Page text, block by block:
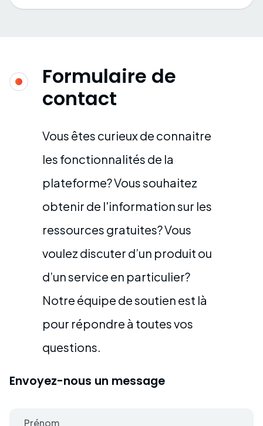
Formulaire de
contact
Vous êtes curieux de connaitre
les fonctionnalités de la
plateforme? Vous souhaitez
obtenir de l'information sur les
ressources gratuites? Vous
voulez discuter d’un produit ou
d’un service en particulier?
Notre équipe de soutien est là
pour répondre à toutes vos
questions.
Envoyez-nous un message